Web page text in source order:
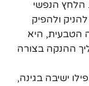
הלחץ הנפשי
ולהפיק
הטבעית, היא
ההנקה בצורה
ישיבה בגינה,